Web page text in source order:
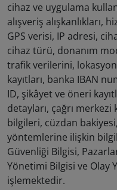
cihaz ve uygulama
alışveriş alışkanlıkları,
GPS verisi, IP adresi,
cihaz türü, donanım
trafik verilerini,
kayıtları, banka IBAN
ID, şikâyet ve öneri
detayları, çağrı merkezi
bilgileri, cüzdan
yöntemlerine ilişkin
Güvenliği Bilgisi,
Yönetimi Bilgisi ve Olay
işlemektedir.